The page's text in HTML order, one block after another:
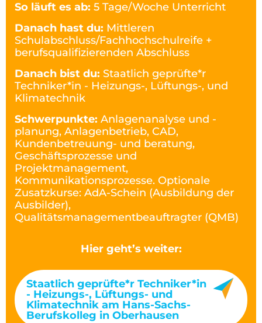
So läuft es ab: 5 Tage/Woche Unterricht
Danach hast du: Mittleren
Schulabschluss/Fachhochschulreife +
berufsqualifizierenden Abschluss
Danach bist du: Staatlich geprüfte*r
Techniker*in - Heizungs-, Lüftungs-, und
Klimatechnik
Schwerpunkte: Anlagenanalyse und -
planung, Anlagenbetrieb, CAD,
Kundenbetreuung- und beratung,
Geschäftsprozesse und
Projektmanagement,
Kommunikationsprozesse. Optionale
Zusatzkurse: AdA-Schein (Ausbildung der
Ausbilder),
Qualitätsmanagementbeauftragter (QMB)
Hier geht’s weiter:
Staatlich geprüfte*r Techniker*in
- Heizungs-, Lüftungs- und
Klimatechnik am Hans-Sachs-
Berufskolleg in Oberhausen